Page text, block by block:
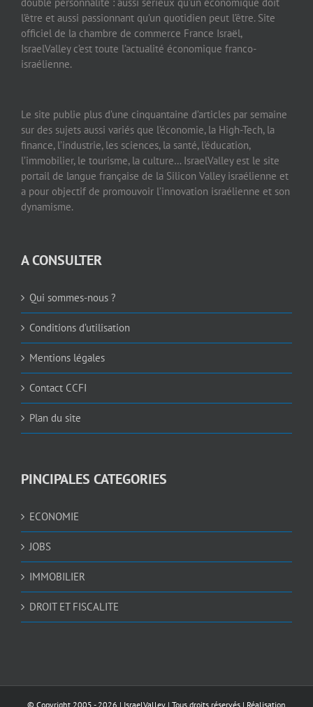
l’être et aussi passionnant qu’un quotidien peut l’être. Site
officiel de la chambre de commerce France Israël,
IsraelValley c’est toute l’actualité économique franco-
israélienne.
Le site publie plus d’une cinquantaine d’articles par semaine
sur des sujets aussi variés que l’économie, la High-Tech, la
finance, l’industrie, les sciences, la santé, l’éducation,
l’immobilier, le tourisme, la culture… IsraelValley est le site
portail de langue française de la Silicon Valley israélienne et
a pour objectif de promouvoir l’innovation israélienne et son
dynamisme.
A CONSULTER
Qui sommes-nous ?
Conditions d’utilisation
Mentions légales
Contact CCFI
Plan du site
PINCIPALES CATEGORIES
ECONOMIE
JOBS
IMMOBILIER
DROIT ET FISCALITE
© Copyright 2005 - 2026 | IsraelValley | Tous droits réservés | Réalisation